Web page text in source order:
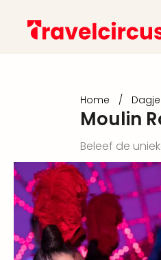
Home /
Moulin
Beleef de